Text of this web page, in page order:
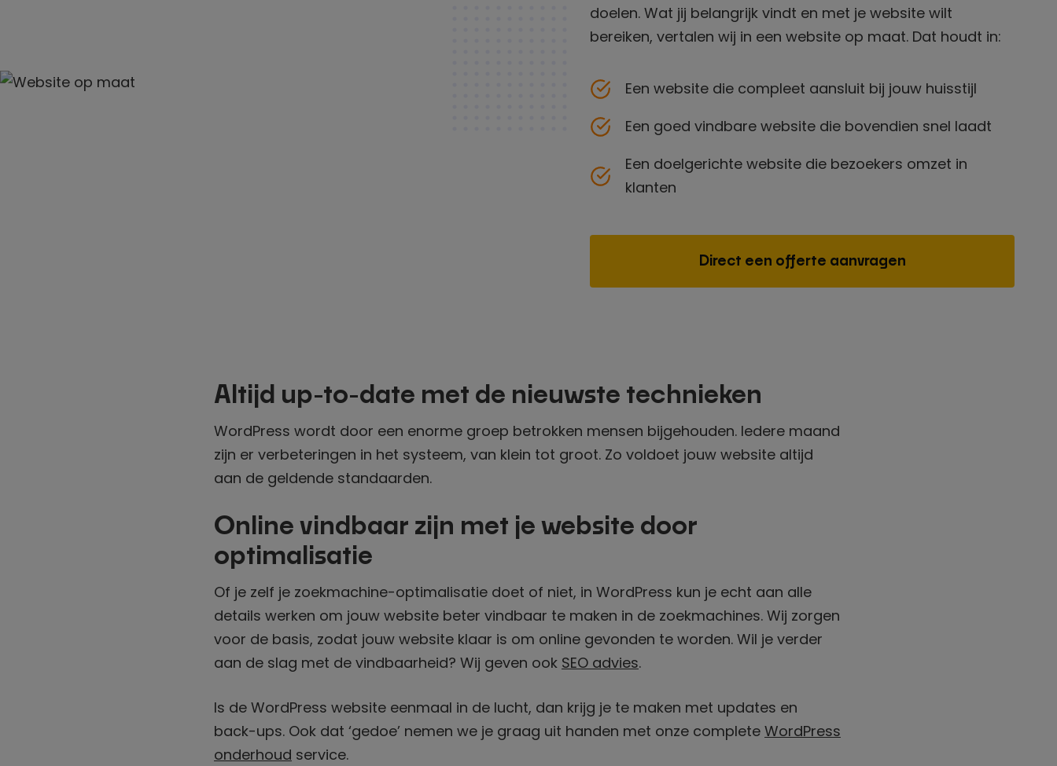
doelen. Wat jij belangrijk vindt en met je website wilt
bereiken, vertalen wij in een website op maat. Dat houdt in:
Een website die compleet aansluit bij jouw huisstijl
Een goed vindbare website die bovendien snel laadt
Een doelgerichte website die bezoekers omzet in
klanten
Direct een offerte aanvragen
Altijd up-to-date met de nieuwste technieken
WordPress wordt door een enorme groep betrokken mensen bijgehouden. Iedere maand
zijn er verbeteringen in het systeem, van klein tot groot. Zo voldoet jouw website altijd
aan de geldende standaarden.
Online vindbaar zijn met je website door
optimalisatie
Of je zelf je zoekmachine-optimalisatie doet of niet, in WordPress kun je echt aan alle
details werken om jouw website beter vindbaar te maken in de zoekmachines. Wij zorgen
voor de basis, zodat jouw website klaar is om online gevonden te worden. Wil je verder
aan de slag met de vindbaarheid? Wij geven ook SEO advies.
Is de WordPress website eenmaal in de lucht, dan krijg je te maken met updates en
back-ups. Ook dat ‘gedoe’ nemen we je graag uit handen met onze complete WordPress
onderhoud service.